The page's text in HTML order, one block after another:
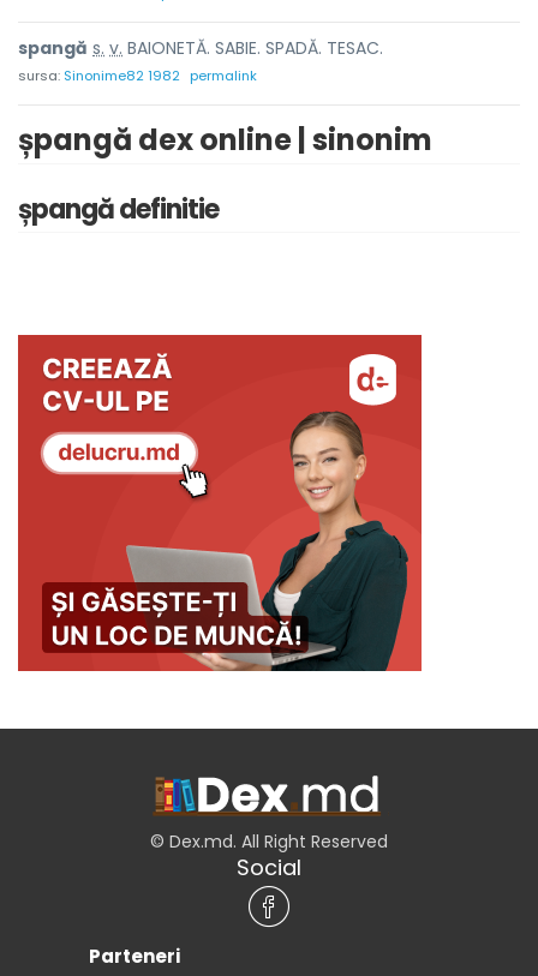
spangă s. v. BAIONETĂ. SABIE. SPADĂ. TESAC.
sursa: Sinonime82 1982 permalink
șpangă dex online | sinonim
șpangă definitie
© Dex.md. All Right Reserved
Social
Parteneri